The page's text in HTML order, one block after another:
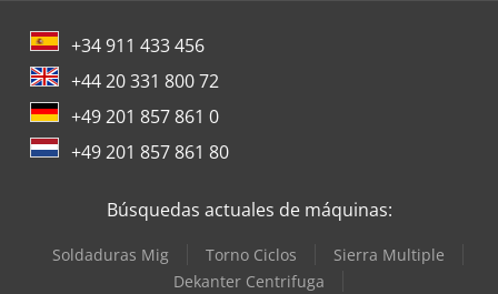
+34 911 433 456
+44 20 331 800 72
+49 201 857 861 0
+49 201 857 861 80
Búsquedas actuales de máquinas:
Soldaduras Mig Torno Ciclos
Sierra Multiple
Dekanter Centrifuga